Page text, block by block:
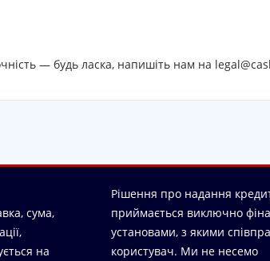
— будь ласка, напишіть нам на
сума,
на
Рішення про надання
приймається виключно
установами, з якими
користувач. Ми не несемо